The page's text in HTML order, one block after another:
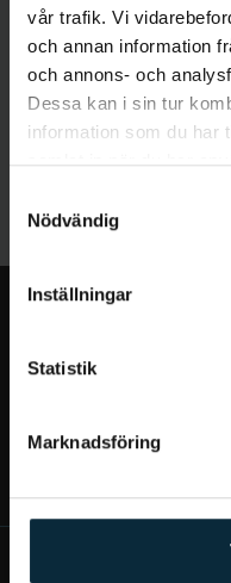
vår trafik. Vi
och annan information
och annons- och
Dessa kan i sin tur
information som du har
samlat in när du har
Nödvändig
Inställningar
Statistik
Marknadsföring